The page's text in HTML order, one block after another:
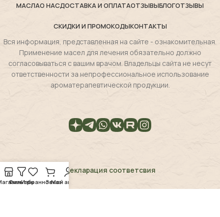
МАСЛАО НАСДОСТАВКА И ОПЛАТАОТЗЫВЫБЛОГОТЗЫВЫ
СКИДКИ И ПРОМОКОДЫКОНТАКТЫ
Вся информация, представленная на сайте - ознакомительная.
Применение масел для лечения обязательно должно
согласовываться с вашим врачом. Владельцы сайта не несут
ответственности за непрофессиональное использование
ароматерапевтической продукции.
Декларация соответсвия
ФильтрыИзбранноеЗаказ
Мой аккаунт